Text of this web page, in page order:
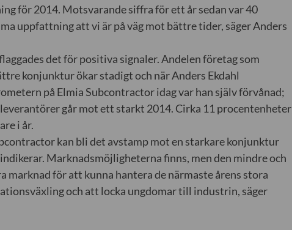
för 2014. Motsvarande siffra för ett år sedan var 40
uppfattning att vi är på väg mot bättre tider, säger Anders
det för positiva signaler. Andelen företag som
konjunktur ökar stadigt och när Anders Ekdahl
på Elmia Subcontractor idag var han själv förvånad;
går mot ett starkt 2014. Cirka 11 procentenheter
i år.
kan bli det avstamp mot en starkare konjunktur
Marknadsmöjligheterna finns, men den mindre och
marknad för att kunna hantera de närmaste årens stora
och att locka ungdomar till industrin, säger